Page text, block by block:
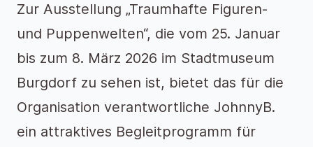
Zur Ausstellung „Traumhafte Figuren-
und Puppenwelten“, die vom 25. Januar
bis zum 8. März 2026 im Stadtmuseum
Burgdorf zu sehen ist, bietet das für die
Organisation verantwortliche JohnnyB.
ein attraktives Begleitprogramm für